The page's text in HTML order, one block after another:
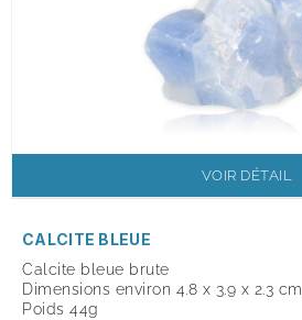
VOIR DÉTAIL
CALCITE BLEUE
Calcite bleue brute
Dimensions environ 4.8 x 3.9 x 2.3 cm
Poids 44g